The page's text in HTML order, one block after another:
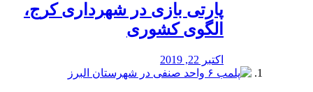
پارتی بازی در شهرداری کرج،
الگوی کشوری
اکتبر 22, 2019